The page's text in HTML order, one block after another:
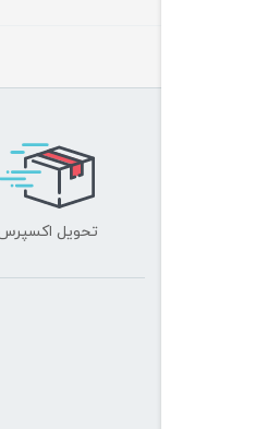
تحویل